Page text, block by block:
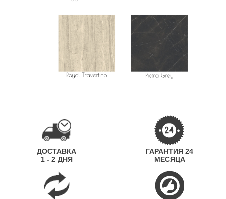
ДОСТАВКА
1 - 2 ДНЯ
ГАРАНТИЯ 24
МЕСЯЦА